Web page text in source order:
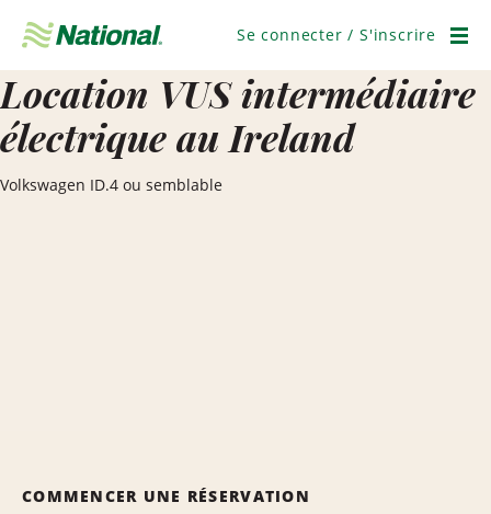
navigation
Se connecter / S'inscrire
Location VUS intermédiaire
électrique au Ireland
Volkswagen ID.4 ou semblable
COMMENCER UNE RÉSERVATION